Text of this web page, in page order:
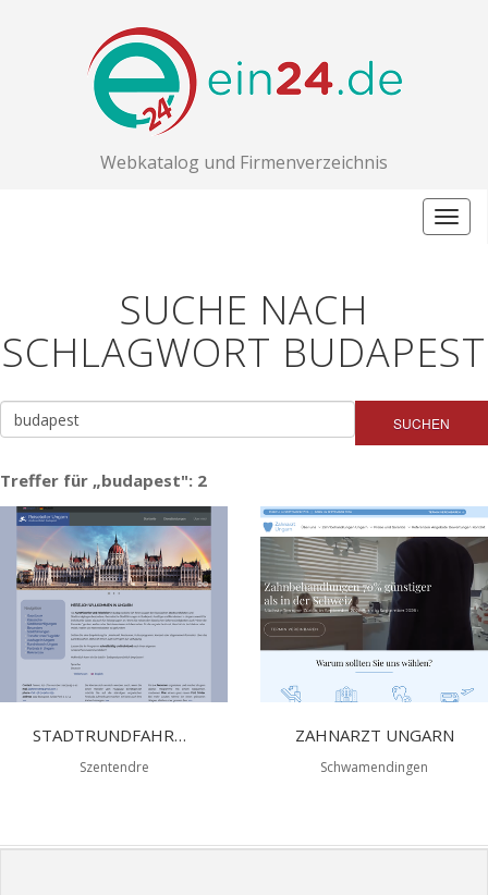
Webkatalog und Firmenverzeichnis
SUCHE NACH
SCHLAGWORT BUDAPEST
SUCHEN
Treffer für „budapest": 2
STADTRUNDFAHRT BUDAPEST
Szentendre
ZAHNARZT UNGARN
Schwamendingen